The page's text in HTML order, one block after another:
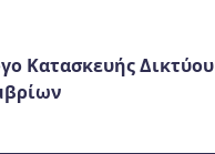
Κατασκευής Δικτύου